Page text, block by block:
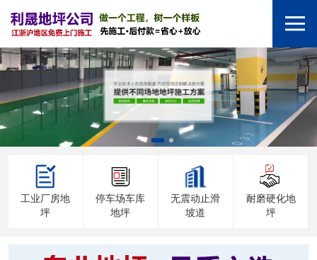
工业厂房地
坪
停车场车库
地坪
无震动止滑
坡道
耐磨硬化地
坪